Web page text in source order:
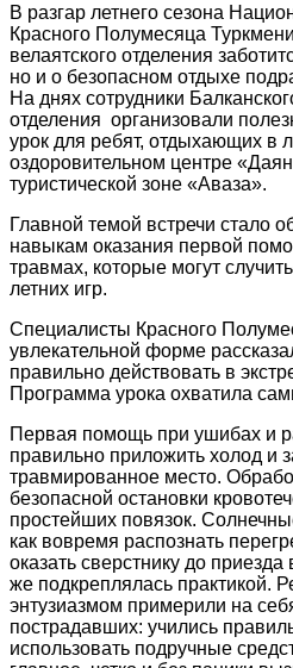
В разгар летнего сезона
Красного Полумесяца
велаятского отделения
но и о безопасном отдыхе
На днях сотрудники
отделения организовали
урок для ребят, отдыхающих в
оздоровительном центре
туристической зоне «Аваза».
Главной темой встречи стало
навыкам оказания первой
травмах, которые могут
летних игр.
Специалисты Красного
увлекательной форме
правильно действовать в
Программа урока охватила
Первая помощь при ушибах и
правильно приложить холод и
травмированное место.
безопасной остановки
простейших повязок.
как вовремя распознать
оказать сверстнику до
же подкреплялась практикой.
энтузиазмом примерили на
пострадавших: учились
использовать подручные